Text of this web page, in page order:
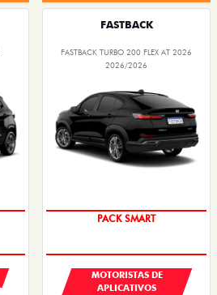
FASTBACK
FASTBACK TURBO 200 FLEX AT 2026
2026/2026
PACK SMART
MOTORISTAS DE
APLICATIVOS